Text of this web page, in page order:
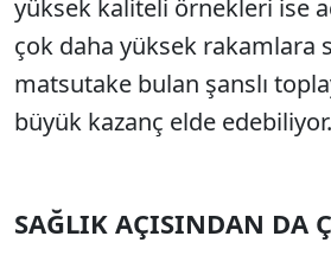
yüksek kaliteli örnekleri ise
çok daha yüksek rakamlara
matsutake bulan şanslı
büyük kazanç elde edebiliyor.
SAĞLIK AÇISINDAN DA